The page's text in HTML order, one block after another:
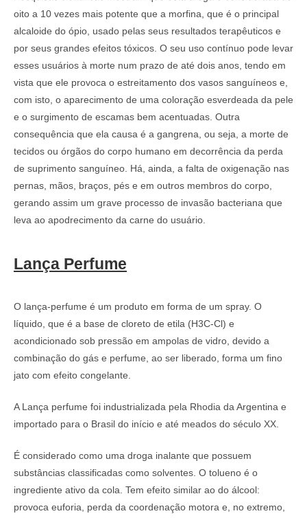
oito a 10 vezes mais potente que a morfina, que é o principal
alcaloide do ópio, usado pelas seus resultados terapêuticos e
por seus grandes efeitos tóxicos. O seu uso contínuo pode levar
esses usuários à morte num prazo de até dois anos, tendo em
vista que ele provoca o estreitamento dos vasos sanguíneos e,
com isto, o aparecimento de uma coloração esverdeada da pele
e o surgimento de escamas bem acentuadas. Outra
consequência que ela causa é a gangrena, ou seja, a morte de
tecidos ou órgãos do corpo humano em decorrência da perda
de suprimento sanguíneo. Há, ainda, a falta de oxigenação nas
pernas, mãos, braços, pés e em outros membros do corpo,
gerando assim um grave processo de invasão bacteriana que
leva ao apodrecimento da carne do usuário.
Lança Perfume
O lança-perfume é um produto em forma de um spray. O
líquido, que é a base de cloreto de etila (H3C-Cl) e
acondicionado sob pressão em ampolas de vidro, devido a
combinação do gás e perfume, ao ser liberado, forma um fino
jato com efeito congelante.
A Lança perfume foi industrializada pela Rhodia da Argentina e
importado para o Brasil do início e até meados do século XX.
É considerado como uma droga inalante que possuem
substâncias classificadas como solventes. O tolueno é o
ingrediente ativo da cola. Tem efeito similar ao do álcool:
provoca euforia, perda da coordenação motora e, no extremo,